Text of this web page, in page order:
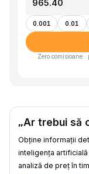
0.001 0.01
Zero comisioane
„Ar trebui să
Obține informații
inteligența
analiză de preț în